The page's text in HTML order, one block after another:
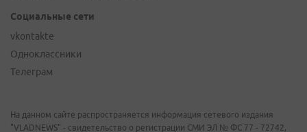
Социальные сети
vkontakte
Одноклассники
Телеграм
На данном сайте распространяется информация сетевого издания
"VLADNEWS" - свидетельство о регистрации СМИ ЭЛ № ФС 77 - 72742,